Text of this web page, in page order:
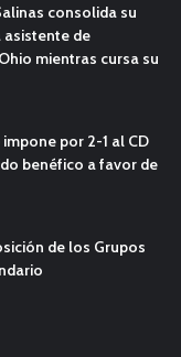
consolida su
asistente de
mientras cursa su
por 2-1 al CD
benéfico a favor de
de los Grupos